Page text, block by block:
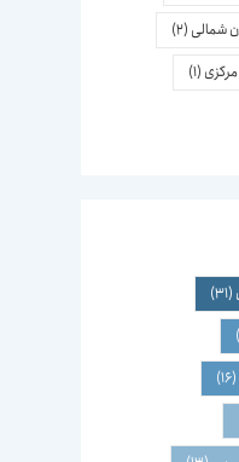
شمالی (2)
مرکزی (1)
(31)
(16)